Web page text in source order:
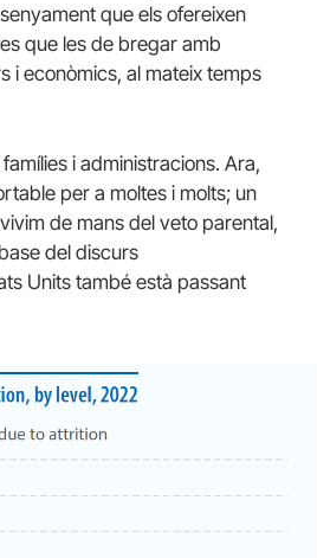
que els ofereixen
que les de bregar amb
i econòmics, al mateix temps
i administracions. Ara,
per a moltes i molts; un
de mans del veto parental,
del discurs
Units també està passant